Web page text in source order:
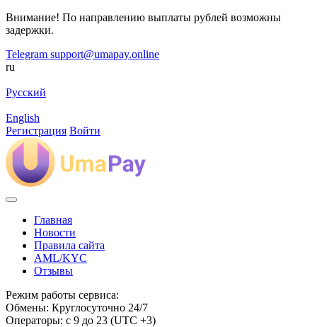
Внимание! По направлению выплаты рублей возможны
задержки.
Telegram support@umapay.online
ru
Русский
English
Регистрация Войти
Главная
Новости
Правила сайта
AML/KYC
Отзывы
Режим работы сервиса:
Обмены: Круглосуточно 24/7
Операторы: с 9 до 23 (UTC +3)